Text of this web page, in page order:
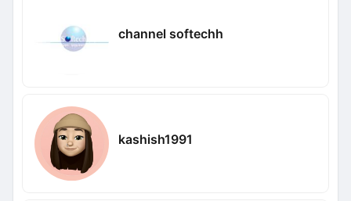
channel softechh
kashish1991